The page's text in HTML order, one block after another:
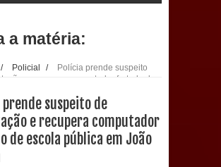
com a saúde bucal em Marí
PDT da Paraíba faz reunião
a matéria:
/ Policial /
Polícia prende suspeito
e recupera computador furtado de
prende suspeito de
e recupera computador
de escola pública em João